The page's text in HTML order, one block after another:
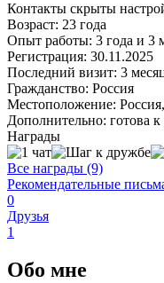
Контакты скрыты
Возраст: 23 года
Опыт работы: 3 года и 3
Регистрация: 30.11.2025
Последний визит: 3
Гражданство: Россия
Местоположение:
Дополнительно: готова
Награды
Все награды (9)
Рекомендательные
0
Друзья
1
Обо мне